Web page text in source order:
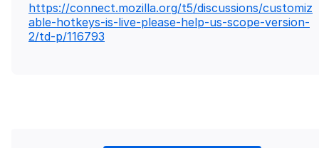
https://connect.mozilla.org/t5/discussions/customiz
able-hotkeys-is-live-please-help-us-scope-version-
2/td-p/116793